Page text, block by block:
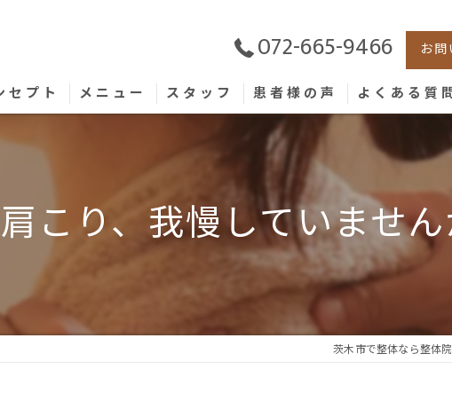
072-665-9466 お
セプト メニュー スタッフ 患者様の声 よくある質
こり、我慢していませ
茨木市で整体なら整体